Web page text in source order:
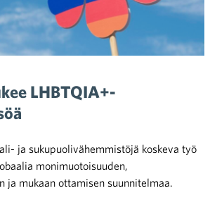
LHBTQIA+-
ja sukupuolivähemmistöjä koskeva työ
monimuotoisuuden,
ja mukaan ottamisen suunnitelmaa.